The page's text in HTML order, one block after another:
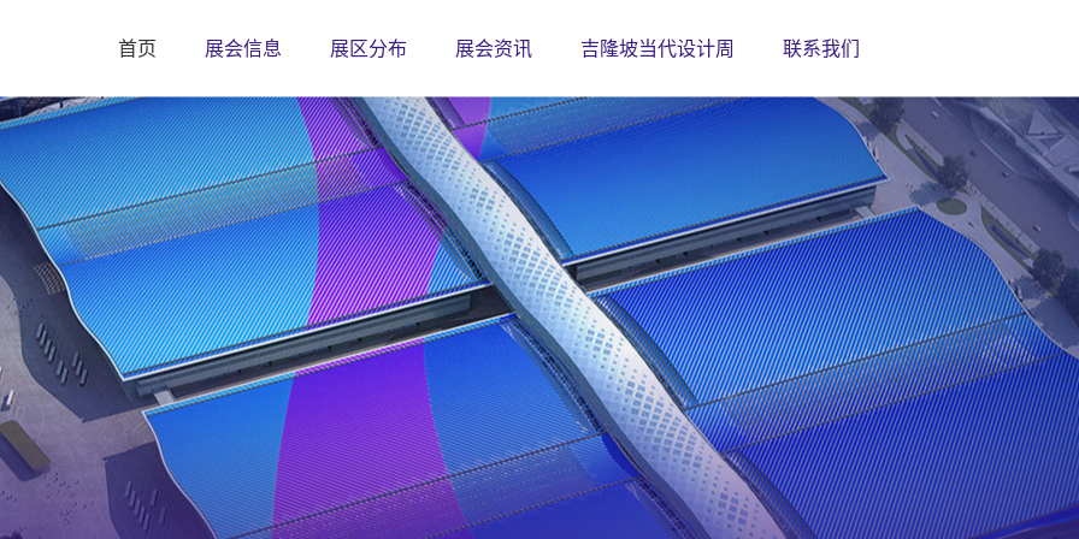
首页 展会信息 展区分布 展会资讯 吉隆坡当代设计周 联系我们